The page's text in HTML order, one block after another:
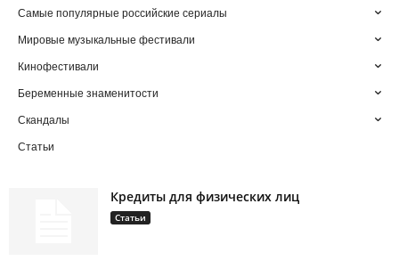
Самые популярные российские сериалы
Мировые музыкальные фестивали
Кинофестивали
Беременные знаменитости
Скандалы
Статьи
Кредиты для физических лиц
Статьи